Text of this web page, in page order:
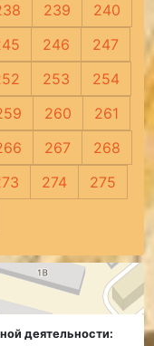
239
240
246
247
253
254
260
261
267
268
274
275
деятельности: